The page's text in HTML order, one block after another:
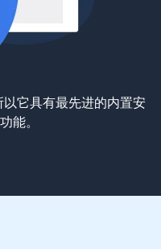
它具有最先进的内置安
能。